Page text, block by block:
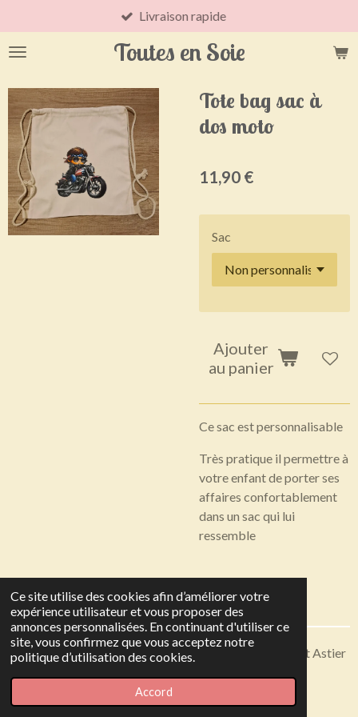
Ce site utilise des cookies afin d’améliorer votre
expérience utilisateur et vous proposer des
annonces personnalisées. En continuant d'utiliser ce
site, vous confirmez que vous acceptez notre
politique d’utilisation des cookies.
Accord
au
contenu
Toutes en Soie
Livraison rapide
Tote bag sac à
dos moto
11,90 €
Sac
Ajouter
au panier
Ce sac est personnalisable
Très pratique il permettre à
votre enfant de porter ses
affaires confortablement
dans un sac qui lui
ressemble
Articles disponibles en livraison ou à récupérer sur Saint Astier